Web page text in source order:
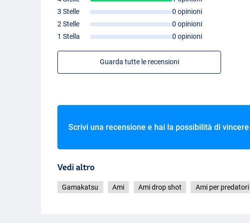
3 Stelle
0 opinioni
2 Stelle
0 opinioni
1 Stella
0 opinioni
Guarda tutte le recensioni
Scrivi una recensione e hai la possibilità di vincere
Vedi altro
Gamakatsu Ami Ami drop shot Ami per predatori